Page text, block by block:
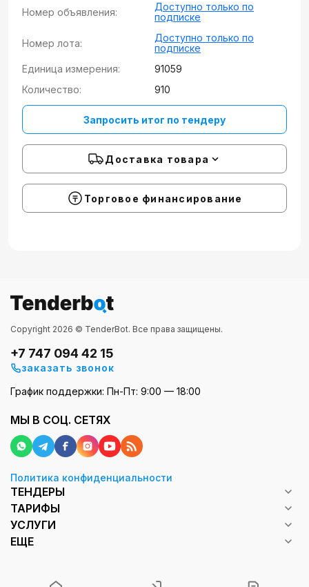
Номер объявления:
Доступно только по
подписке
Номер лота:
Доступно только по
подписке
Единица измерения:
91059
Количество:
910
Запросить итог по тендеру
Доставка товара
Торговое финансирование
Copyright 2026 © TenderBot. Все права защищены.
+7 747 094 42 15
заказать звонок
График поддержки: Пн-Пт: 9:00 — 18:00
МЫ В СОЦ. СЕТЯХ
Политика конфиденциальности
ТЕНДЕРЫ
ТАРИФЫ
УСЛУГИ
ЕЩЕ